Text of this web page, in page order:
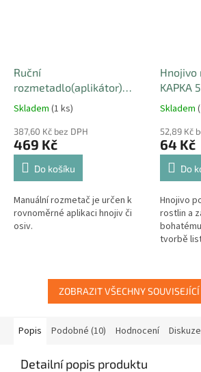
Ruční
rozmetadlo(aplikátor)
hnojiv a travního osení 2,7l
Skladem (1 ks)
387,60 Kč bez DPH
469 Kč
Do košíku
Manuální rozmetač je určen k
rovnoměrné aplikaci hnojiv či
osiv.
Hnojivo
KAPKA
Skladem
52,89 Kč
64 Kč
Do
Hnojivo
rostlin a
tvorbě
ZOBRAZIT VŠECHNY
Popis Podobné (10) Hodnocení Diskuze
Detailní popis produktu